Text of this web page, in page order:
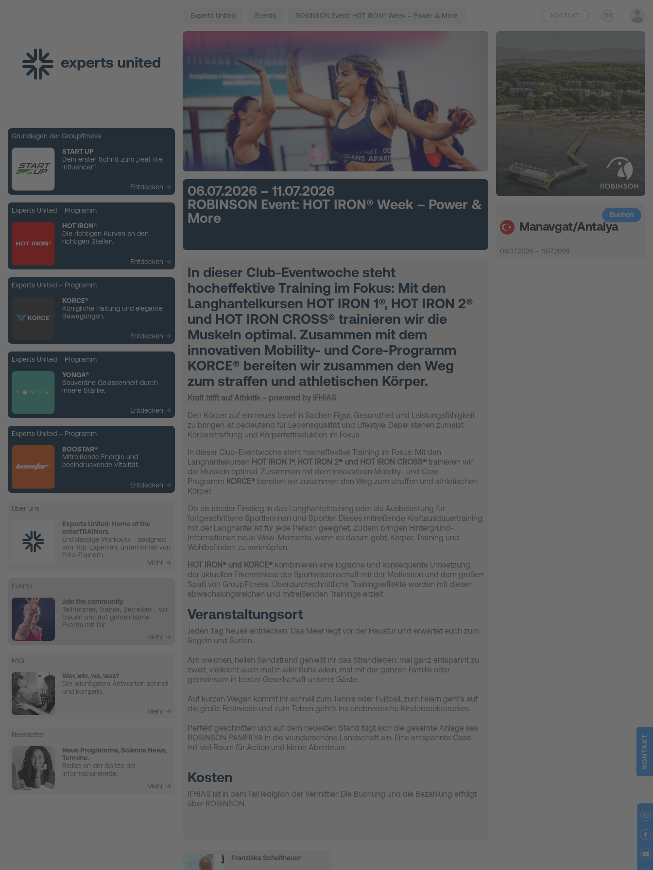
Grundlagen der Groupfitness
START UP
Dein erster Schritt zum „real-life
influencer“.
Entdecken
Experts United – Programm
HOT IRON®
Die richtigen Kurven an den
richtigen Stellen.
Entdecken
Experts United – Programm
KORCE®
Königliche Haltung und elegante
Bewegungen.
Entdecken
Experts United – Programm
YONGA®
Souveräne Gelassenheit durch
innere Stärke.
Entdecken
Experts United – Programm
BOOSTAR®
Mitreißende Energie und
beeindruckende Vitalität.
Entdecken
Über uns
Experts United: Home of the
enterTRAINers
Erstklassige Workouts - designed
von Top-Experten, unterrichtet von
Elite-Trainern.
Mehr
Events
Join the community
Teilnehmer, Trainer, Betreiber - wir
freuen uns auf gemeinsame
Events mit Dir.
Mehr
FAQ
Wer, wie, wo, was?
Die wichtigsten Antworten schnell
und kompakt.
Mehr
Newsletter
Neue Programme, Science News,
Termine.
Bleibe an der Spitze der
Informationskette.
Mehr
Experts United Events ROBINSON Event: HOT IRON® Week – Power & More
06.07.2026 – 11.07.2026
ROBINSON Event: HOT IRON® Week – Power &
More
In dieser Club-Eventwoche steht
hocheffektive Training im Fokus: Mit den
Langhantelkursen HOT IRON 1®, HOT IRON 2®
und HOT IRON CROSS® trainieren wir die
Muskeln optimal. Zusammen mit dem
innovativen Mobility- und Core-Programm
KORCE® bereiten wir zusammen den Weg
zum straffen und athletischen Körper.
Kraft trifft auf Athletik – powered by IFHIAS
Den Körper auf ein neues Level in Sachen Figur, Gesundheit und Leistungsfähigkeit
zu bringen ist bedeutend für Lebensqualität und Lifestyle. Dabei stehen zumeist
Körperstraffung und Körperfettreduktion im Fokus.
In dieser Club-Eventwoche steht hocheffektive Training im Fokus: Mit den
Langhantelkursen HOT IRON 1®, HOT IRON 2® und HOT IRON CROSS® trainieren wir
die Muskeln optimal. Zusammen mit dem innovativen Mobility- und Core-
Programm KORCE® bereiten wir zusammen den Weg zum straffen und athletischen
Körper.
Ob als idealer Einstieg in das Langhanteltraining oder als Ausbelastung für
fortgeschrittene Sportlerinnen und Sportler. Dieses mitreißende Kraftausdauertraining
mit der Langhantel ist für jede Person geeignet. Zudem bringen Hintergrund-
Informationen neue Wow-Momente, wenn es darum geht, Körper, Training und
Wohlbefinden zu verknüpfen.
HOT IRON® und KORCE® kombinieren eine logische und konsequente Umsetzung
der aktuellen Erkenntnisse der Sportwissenschaft mit der Motivation und dem großen
Spaß von GroupFitness. Überdurchschnittliche Trainingseffekte werden mit diesen
abwechslungsreichen und mitreißenden Trainings erzielt.
Veranstaltungsort
Jeden Tag Neues entdecken. Das Meer liegt vor der Haustür und erwartet euch zum
Segeln und Surfen.
Am weichen, hellen Sandstrand genießt ihr das Strandleben: mal ganz entspannt zu
zweit, vielleicht auch mal in aller Ruhe allein, mal mit der ganzen Familie oder
gemeinsam in bester Gesellschaft unserer Gäste.
Auf kurzen Wegen kommt ihr schnell zum Tennis oder Fußball, zum Feiern geht’s auf
die große Festwiese und zum Toben geht’s ins erlebnisreiche Kinderpoolparadies.
Perfekt geschnitten und auf dem neuesten Stand fügt sich die gesamte Anlage ses
ROBINSON PAMFILYA in die wunderschöne Landschaft ein. Eine entspannte Oase
mit viel Raum für Action und kleine Abenteuer.
Kosten
IFHIAS ist in dem Fall lediglich der Vermittler. Die Buchung und die Bezahlung erfolgt
über ROBINSON.
Franziska Scheithauer
Manavgat/Antalya
06.07.2026 – 11.07.2026
Buchen
EN
KONTAKT
KONTAKT